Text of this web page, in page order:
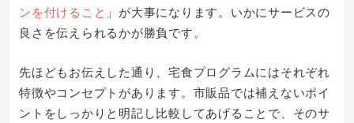
ンを付けること 」が大事になります。いかにサービスの
良さを伝えられるかが勝負です。
先ほどもお伝えした通り、宅食プログラムにはそれぞれ
特徴やコンセプトがあります。市販品では補えないポイ
ントをしっかりと明記し比較してあげることで、そのサ